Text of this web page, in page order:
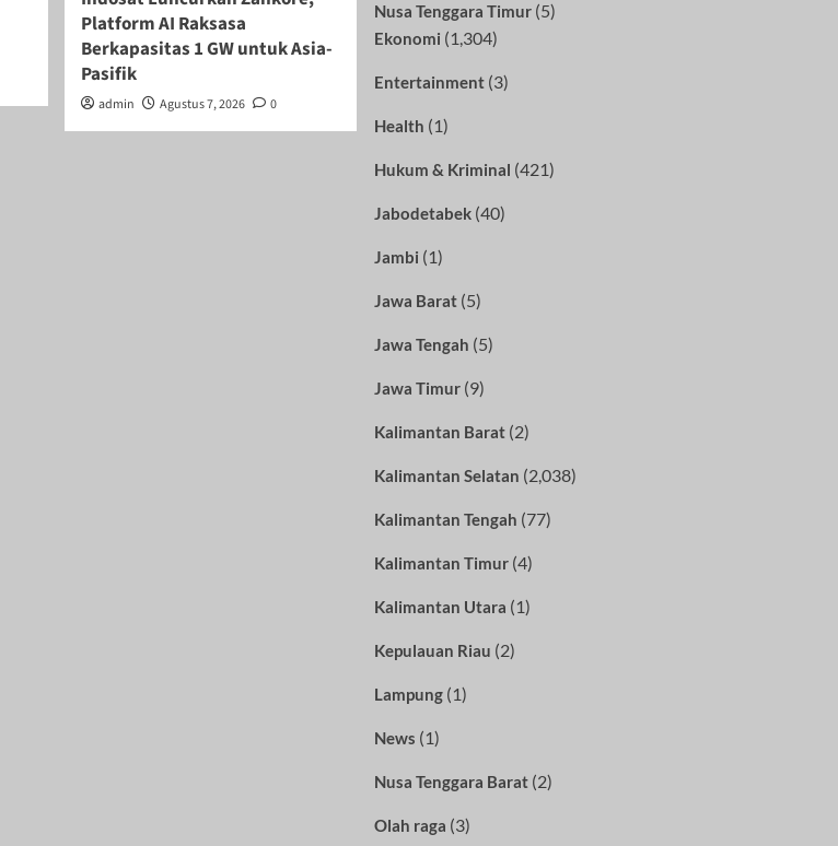
Platform AI Raksasa
Berkapasitas 1 GW untuk Asia-
Pasifik
admin Agustus 7, 2026 0
Nusa Tenggara Timur(5)
Ekonomi (1,304)
Entertainment(3)
Health (1)
Hukum & Kriminal (421)
Jabodetabek(40)
Jambi (1)
Jawa Barat(5)
Jawa Tengah (5)
Jawa Timur(9)
Kalimantan Barat(2)
Kalimantan Selatan (2,038)
Kalimantan Tengah (77)
Kalimantan Timur(4)
Kalimantan Utara (1)
Kepulauan Riau (2)
Lampung(1)
News (1)
Nusa Tenggara Barat(2)
Olah raga (3)